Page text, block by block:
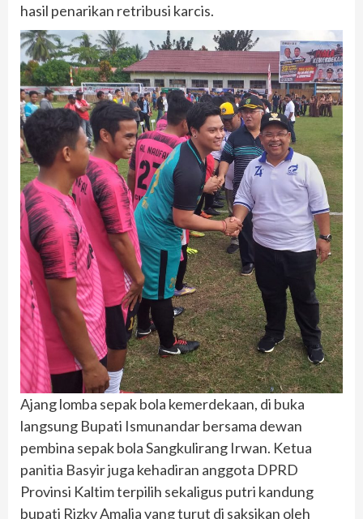
hasil penarikan retribusi karcis.
Ajang lomba sepak bola kemerdekaan, di buka
langsung Bupati Ismunandar bersama dewan
pembina sepak bola Sangkulirang Irwan. Ketua
panitia Basyir juga kehadiran anggota DPRD
Provinsi Kaltim terpilih sekaligus putri kandung
bupati Rizky Amalia yang turut di saksikan oleh